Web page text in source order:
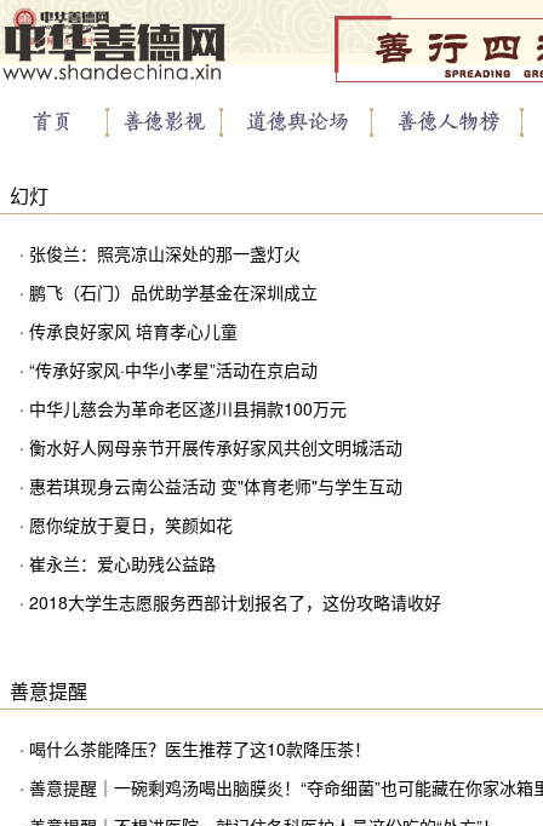
幻灯
· 张俊兰：照亮凉山深处的那一盏灯火
· 鹏飞（石门）品优助学基金在深圳成立
· 传承良好家风 培育孝心儿童
· “传承好家风·中华小孝星”活动在京启动
· 中华儿慈会为革命老区遂川县捐款100万元
· 衡水好人网母亲节开展传承好家风共创文明城活动
· 惠若琪现身云南公益活动 变"体育老师"与学生互动
· 愿你绽放于夏日，笑颜如花
· 崔永兰：爱心助残公益路
· 2018大学生志愿服务西部计划报名了，这份攻略请收好
善意提醒
· 喝什么茶能降压？医生推荐了这10款降压茶！
· 善意提醒｜一碗剩鸡汤喝出脑膜炎！“夺命细菌”也可能藏在你家冰箱